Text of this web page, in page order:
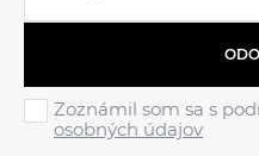
Zoznámil som sa s
osobných údajov